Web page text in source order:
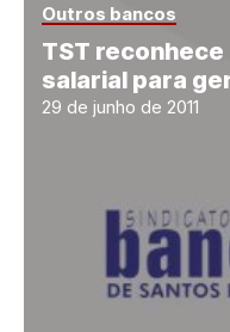
Outros bancos
TST
salarial para
29 de junho de 2011